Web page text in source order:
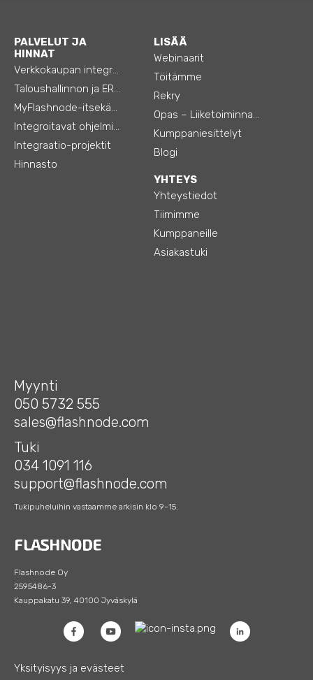
PALVELUT JA
HINNAT
Verkkokaupan integraatiot
Taloushallinnon ja ERP:n integraatiot
MyFlashnode-itsekäyttö-automaatio
Integroitavat ohjelmistot
Integraatio-projektit
Hinnasto
LISÄÄ
Webinaarit
Töitämme
Rekry
Opas – Liiketoiminnan tehostamiseen
Kumppaniesittelyt
Blogi
YHTEYS
Yhteystiedot
Tiimimme
Kumppaneille
Asiakastuki
Myynti
050 5732 555
sales@flashnode.com
Tuki
034 1091 116
support@flashnode.com
Tukipuheluihin vastaamme arkisin klo 9-15.
Flashnode Oy
2595486-3
Kauppakatu 39, 40100 Jyväskylä
Yksityisyys ja evästeet